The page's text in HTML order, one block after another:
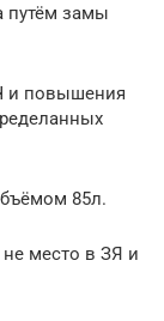
путём замы
и повышения
85л.
место в ЗЯ и